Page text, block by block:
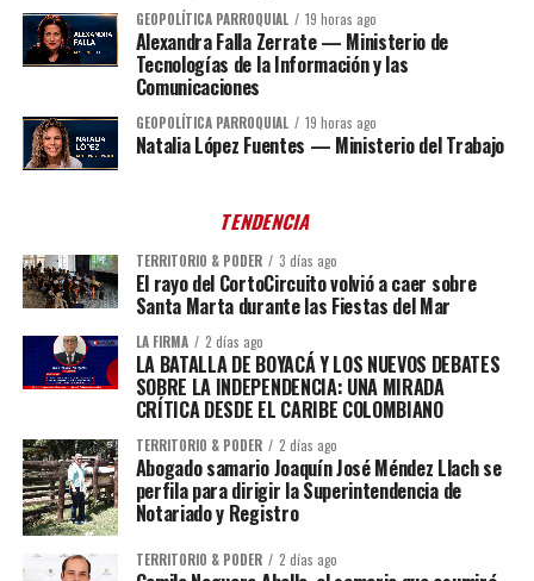
GEOPOLÍTICA PARROQUIAL 19 horas ago
Alexandra Falla Zerrate — Ministerio de
Tecnologías de la Información y las
Comunicaciones
GEOPOLÍTICA PARROQUIAL 19 horas ago
Natalia López Fuentes — Ministerio del Trabajo
TENDENCIA
TERRITORIO & PODER 3 días ago
El rayo del CortoCircuito volvió a caer sobre
Santa Marta durante las Fiestas del Mar
LA FIRMA 2 días ago
LA BATALLA DE BOYACÁ Y LOS NUEVOS DEBATES
SOBRE LA INDEPENDENCIA: UNA MIRADA
CRÍTICA DESDE EL CARIBE COLOMBIANO
TERRITORIO & PODER 2 días ago
Abogado samario Joaquín José Méndez Llach se
perfila para dirigir la Superintendencia de
Notariado y Registro
TERRITORIO & PODER 2 días ago